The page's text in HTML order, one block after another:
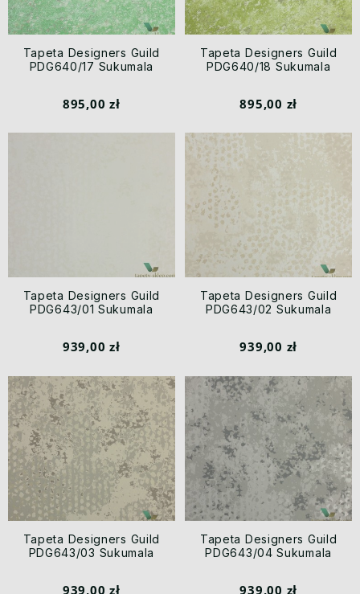
Tapeta Designers Guild
PDG640/17 Sukumala
895,00 zł
Tapeta Designers Guild
PDG640/18 Sukumala
895,00 zł
Tapeta Designers Guild
PDG643/01 Sukumala
939,00 zł
Tapeta Designers Guild
PDG643/02 Sukumala
939,00 zł
Tapeta Designers Guild
PDG643/03 Sukumala
939,00 zł
Tapeta Designers Guild
PDG643/04 Sukumala
939,00 zł